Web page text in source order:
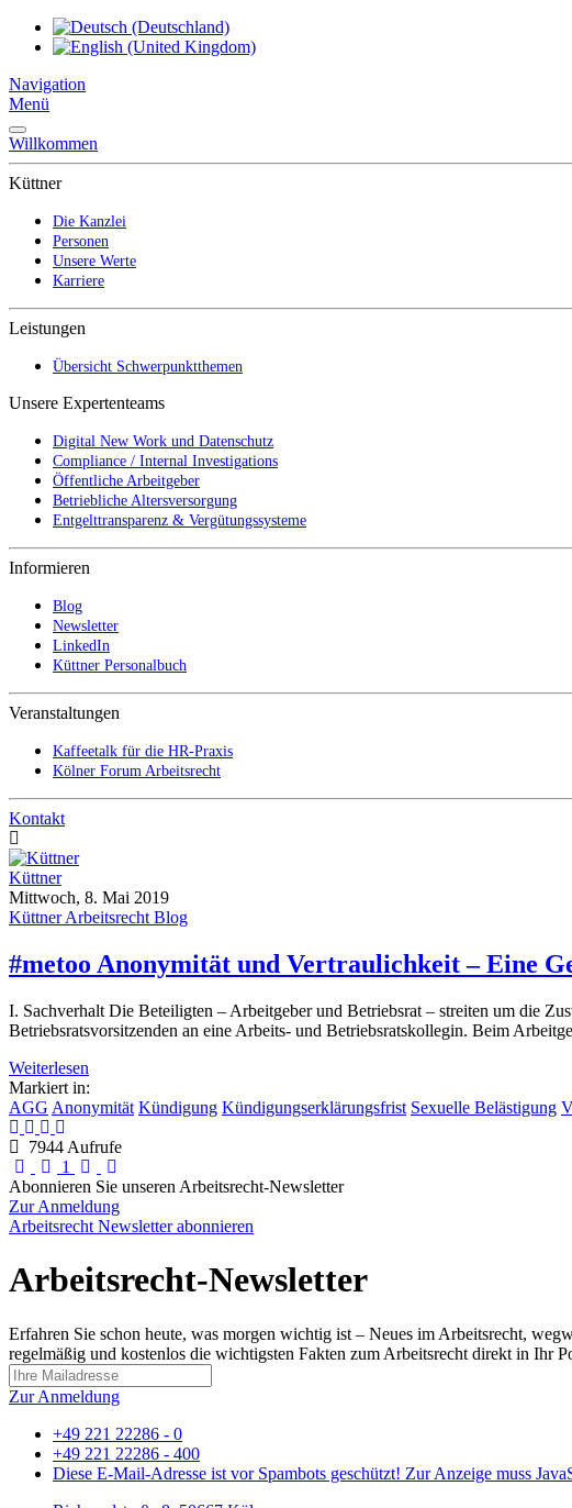
Navigation
Menü
Willkommen
Küttner
Die Kanzlei
Personen
Unsere Werte
Karriere
Leistungen
Übersicht Schwerpunktthemen
Unsere Expertenteams
Digital New Work und Datenschutz
Compliance / Internal Investigations
Öffentliche Arbeitgeber
Betriebliche Altersversorgung
Entgelttransparenz & Vergütungssysteme
Informieren
Blog
Newsletter
LinkedIn
Küttner Personalbuch
Veranstaltungen
Kaffeetalk für die HR-Praxis
Kölner Forum Arbeitsrecht
Kontakt
Küttner
Mittwoch, 8. Mai 2019
Küttner Arbeitsrecht Blog
#metoo Anonymität und Vertraulichkeit – Eine
I. Sachverhalt Die Beteiligten – Arbeitgeber und Betriebsrat – streiten um die
Betriebsratsvorsitzenden an eine Arbeits- und Betriebsratskollegin. Beim
Weiterlesen
Markiert in:
AGG Anonymität Kündigung Kündigungserklärungsfrist Sexuelle Belästigung
7944 Aufrufe
First Page
Previous Page
1 Next Page
Abonnieren Sie unseren Arbeitsrecht-Newsletter
Zur Anmeldung
Arbeitsrecht Newsletter abonnieren
Arbeitsrecht-Newsletter
Erfahren Sie schon heute, was morgen wichtig ist – Neues im Arbeitsrecht,
regelmäßig und kostenlos die wichtigsten Fakten zum Arbeitsrecht direkt in Ihr
Zur Anmeldung
+49 221 22286 - 0
+49 221 22286 - 400
Diese E-Mail-Adresse ist vor Spambots geschützt! Zur Anzeige muss